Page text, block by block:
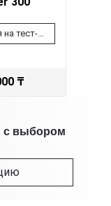
тест-драйв
₸
с выбором